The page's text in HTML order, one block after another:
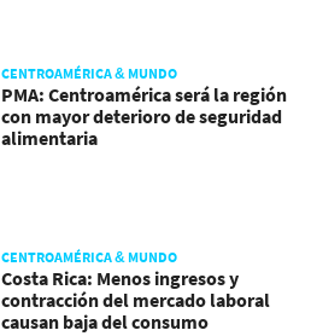
CENTROAMÉRICA & MUNDO
PMA: Centroamérica será la región
con mayor deterioro de seguridad
alimentaria
CENTROAMÉRICA & MUNDO
Costa Rica: Menos ingresos y
contracción del mercado laboral
causan baja del consumo